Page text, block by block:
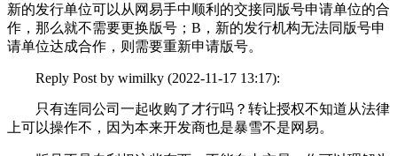
新的发行单位可以从网易手中顺利的交接同版号申请单位的合
作，那么就不需要更换版号；B，新的发行机构无法同版号申
请单位达成合作，则需要重新申请版号。
Reply Post by wimilky (2022-11-17 13:17):
只有连同公司一起收购了才行吗？转让授权不知道从法律
上可以操作不，因为本来开发商也是暴雪不是网易。